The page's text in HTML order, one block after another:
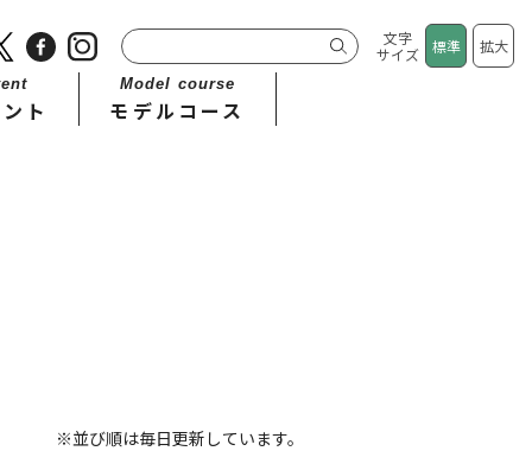
文字
サイズ
標準 拡大
ト
Model course
モデルコース
※並び順は毎日更新しています。